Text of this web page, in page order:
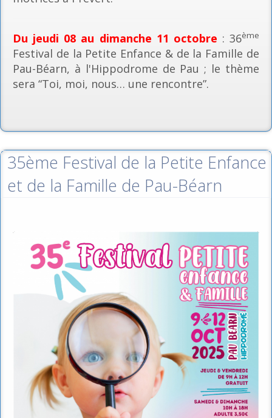
Du jeudi 08 au dimanche 11 octobre : 36ème
Festival de la Petite Enfance & de la Famille de
Pau-Béarn, à l'Hippodrome de Pau ; le thème
sera “Toi, moi, nous… une rencontre”.
35ème Festival de la Petite Enfance
et de la Famille de Pau-Béarn